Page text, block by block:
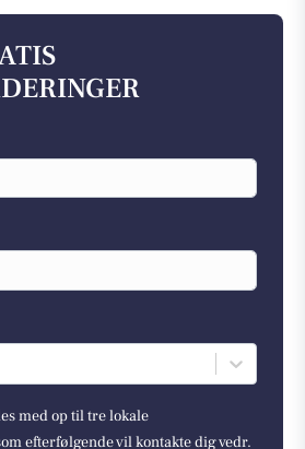
med op til tre lokale
efterfølgende vil kontakte dig vedr.